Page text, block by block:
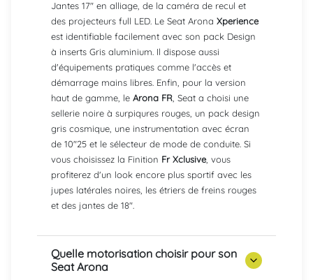
Jantes 17" en alliage, de la caméra de recul et
des projecteurs full LED. Le Seat Arona Xperience
est identifiable facilement avec son pack Design
à inserts Gris aluminium. Il dispose aussi
d'équipements pratiques comme l'accès et
démarrage mains libres. Enfin, pour la version
haut de gamme, le Arona FR, Seat a choisi une
sellerie noire à surpiqures rouges, un pack design
gris cosmique, une instrumentation avec écran
de 10"25 et le sélecteur de mode de conduite. Si
vous choisissez la Finition Fr Xclusive, vous
profiterez d'un look encore plus sportif avec les
jupes latérales noires, les étriers de freins rouges
et des jantes de 18".
Quelle motorisation choisir pour son
Seat Arona